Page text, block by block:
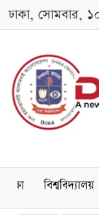
ঢাকা, সোমবার,
শিক্ষা বিশ্ববিদ্যালয়